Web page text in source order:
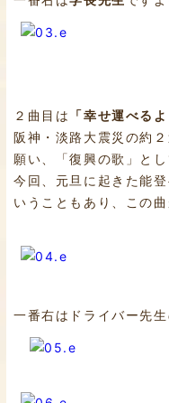
２曲目は 「幸せ運べる
阪神・淡路大震災の約
願い、「復興の歌」と
今回、元旦に起きた能
いうこともあり、この曲
一番右はドライバー先